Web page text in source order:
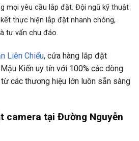
mọi yêu cầu lắp đặt. Đội ngũ kỹ thuật
thực hiện lắp đặt nhanh chóng,
tư vấn chu đáo.
Liên Chiểu, cửa hàng lắp đặt
Kiến uy tín với 100% các dòng
các thương hiệu lớn luôn sẵn sàng
camera tại Đường Nguyễn